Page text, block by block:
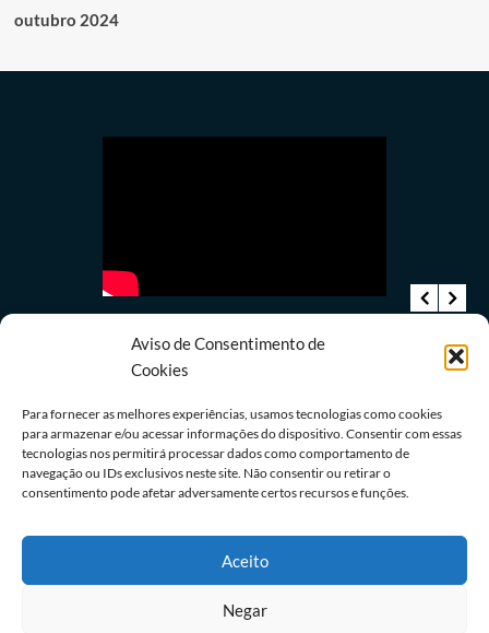
Aviso de Consentimento de
Cookies
Para fornecer as melhores experiências, usamos tecnologias como cookies
para armazenar e/ou acessar informações do dispositivo. Consentir com essas
tecnologias nos permitirá processar dados como comportamento de
navegação ou IDs exclusivos neste site. Não consentir ou retirar o
consentimento pode afetar adversamente certos recursos e funções.
Aceito
Negar
outubro 2024
Últimas notícias
STF suspende julgamento de lei que proíbe jogos
de azar